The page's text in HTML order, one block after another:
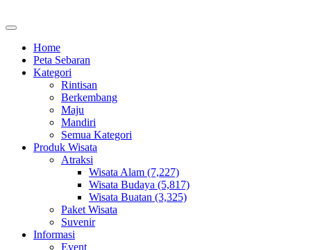
Home
Peta Sebaran
Kategori
Rintisan
Berkembang
Maju
Mandiri
Semua Kategori
Produk Wisata
Atraksi
Wisata Alam (7,227)
Wisata Budaya (5,817)
Wisata Buatan (3,325)
Paket Wisata
Suvenir
Informasi
Event